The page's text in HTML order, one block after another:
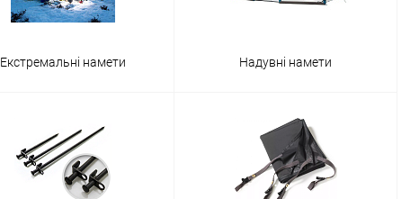
Екстремальні намети Надувні намети